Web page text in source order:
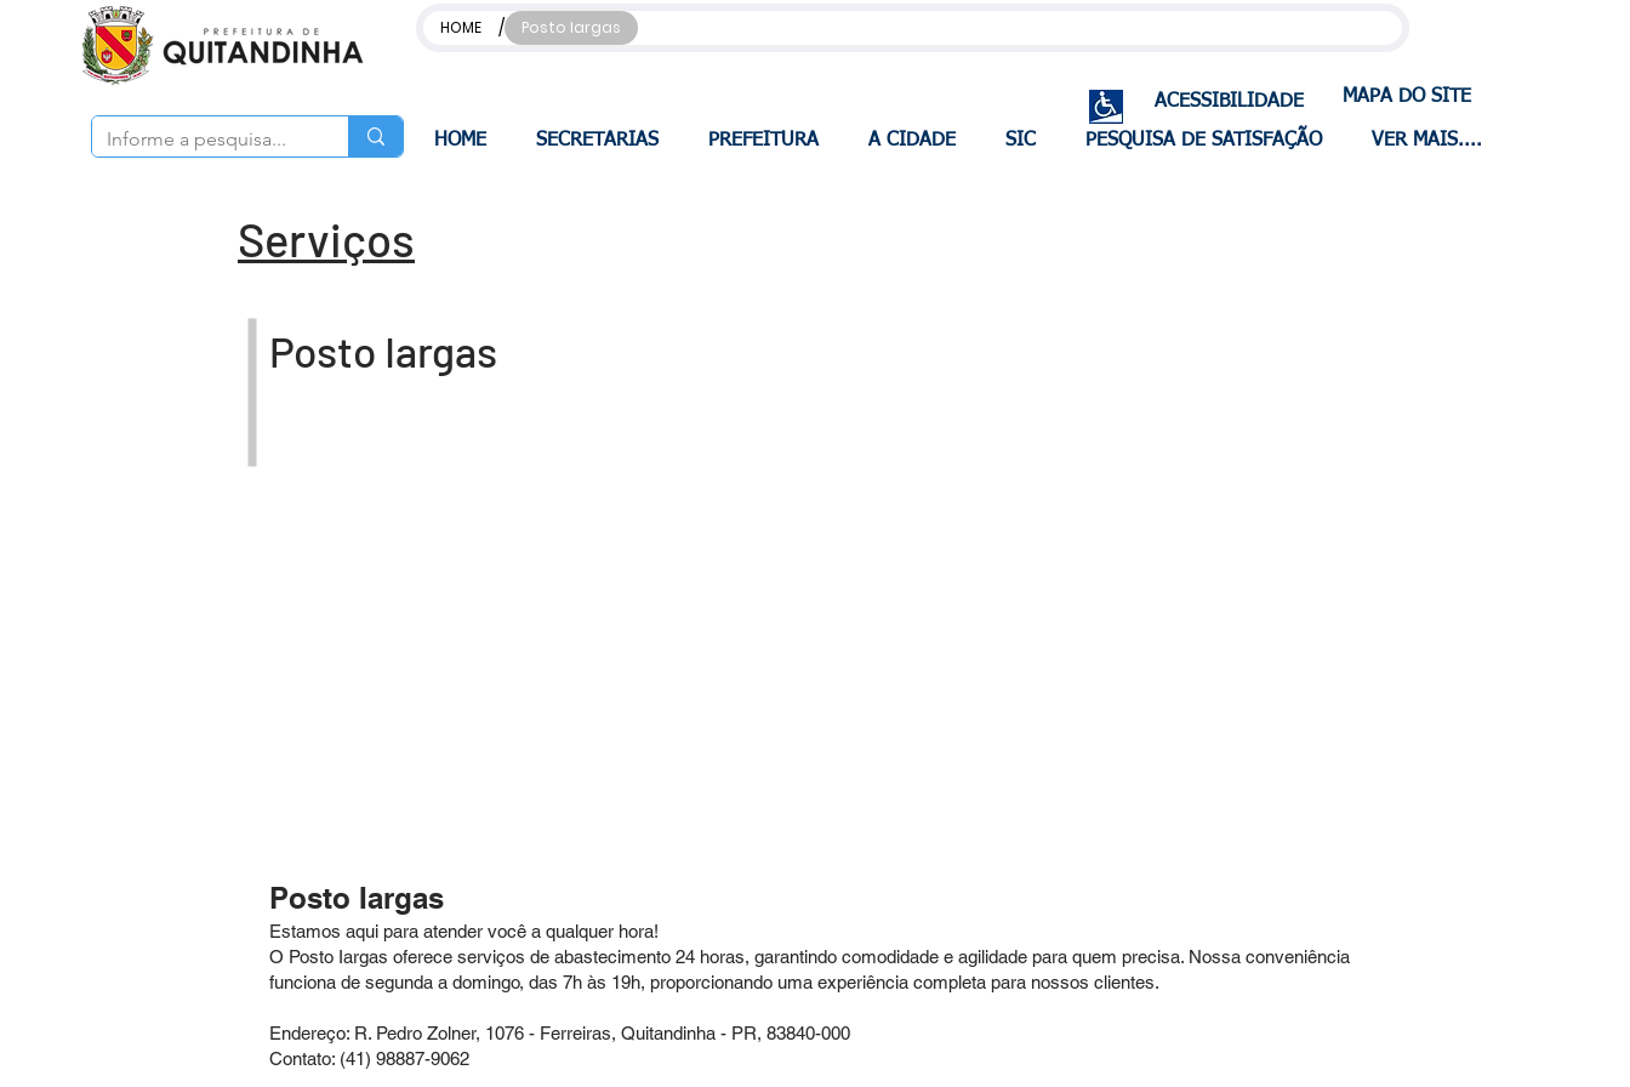
HOME / Posto Iargas
ACESSIBILIDADE MAPA DO SITE
HOME SECRETARIAS PREFEITURA A CIDADE SIC PESQUISA DE SATISFAÇÃO VER MAIS....
Serviços
Posto Iargas
Posto Iargas
Estamos aqui para atender você a qualquer hora!
O Posto Iargas oferece serviços de abastecimento 24 horas, garantindo comodidade e agilidade para quem precisa. Nossa conveniência
funciona de segunda a domingo, das 7h às 19h, proporcionando uma experiência completa para nossos clientes.
Endereço: R. Pedro Zolner, 1076 - Ferreiras, Quitandinha - PR, 83840-000
Contato: (41) 98887-9062